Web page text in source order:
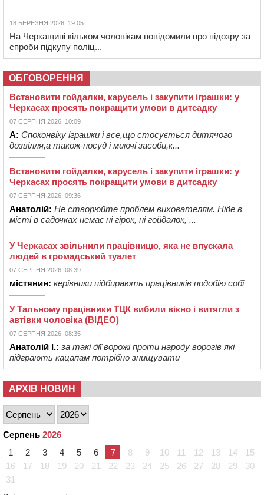
18 БЕРЕЗНЯ 2026, 19:05
На Черкащині кільком чоловікам повідомили про підозру за
спроби підкупу поліц...
ОБГОВОРЕННЯ
Встановити гойдалки, карусель і закупити іграшки: у
Черкасах просять покращити умови в дитсадку
07 СЕРПНЯ 2026, 10:09
А: Споконвіку іграшки і все,що стосується дитячого
дозвілля,а також-посуд і миючі засоби,к...
Встановити гойдалки, карусель і закупити іграшки: у
Черкасах просять покращити умови в дитсадку
07 СЕРПНЯ 2026, 09:36
Анатолій: Не створюйте проблем вихователям. Ніде в
місті в садочках немає ні гірок, ні гойдалок, ...
У Черкасах звільнили працівницю, яка не впускала
людей в громадський туалет
07 СЕРПНЯ 2026, 08:39
містянин: керівники підбирають працівників подобію собі
У Тальному працівники ТЦК вибили вікно і витягли з
автівки чоловіка (ВІДЕО)
07 СЕРПНЯ 2026, 08:35
Анатолій І.: за такі дії ворожі проти народу ворогів які
підграють кацапам потрібно знищувати
АРХІВ НОВИН
Серпень 2026
1
2 3 4 5 6 7 8 9 10 11 12 13 14
15
16
17 18 19 20 21 22 23 24 25 26 27 28 29
30
31